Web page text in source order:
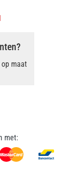
maat
met: